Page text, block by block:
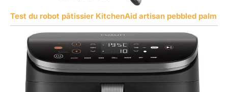
Test du robot pâtissier KitchenAid artisan pebbled palm